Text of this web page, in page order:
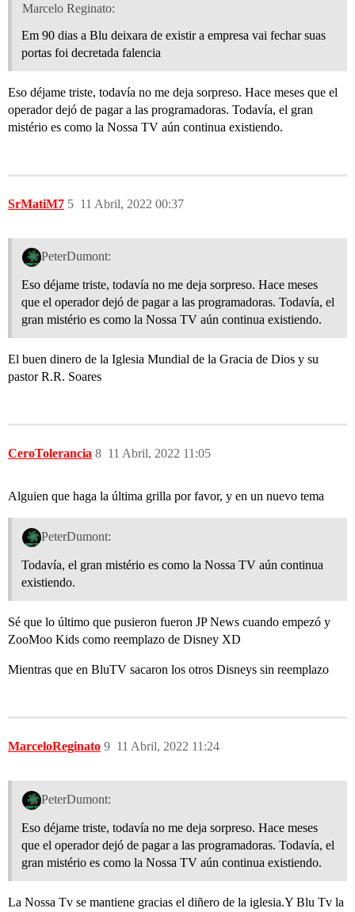
Marcelo Reginato:
Em 90 dias a Blu deixara de existir a empresa vai fechar suas
portas foi decretada falencia
Eso déjame triste, todavía no me deja sorpreso. Hace meses que el
operador dejó de pagar a las programadoras. Todavía, el gran
mistério es como la Nossa TV aún continua existiendo.
SrMatiM7 11 Abril, 2022 00:37
5
PeterDumont:
Eso déjame triste, todavía no me deja sorpreso. Hace meses
que el operador dejó de pagar a las programadoras. Todavía, el
gran mistério es como la Nossa TV aún continua existiendo.
El buen dinero de la Iglesia Mundial de la Gracia de Dios y su
pastor R.R. Soares
CeroTolerancia 11 Abril, 2022 11:05
8
Alguien que haga la última grilla por favor, y en un nuevo tema
PeterDumont:
Todavía, el gran mistério es como la Nossa TV aún continua
existiendo.
Sé que lo último que pusieron fueron JP News cuando empezó y
ZooMoo Kids como reemplazo de Disney XD
Mientras que en BluTV sacaron los otros Disneys sin reemplazo
MarceloReginato 11 Abril, 2022 11:24
9
PeterDumont:
Eso déjame triste, todavía no me deja sorpreso. Hace meses
que el operador dejó de pagar a las programadoras. Todavía, el
gran mistério es como la Nossa TV aún continua existiendo.
La Nossa Tv se mantiene gracias el diñero de la iglesia.Y Blu Tv la